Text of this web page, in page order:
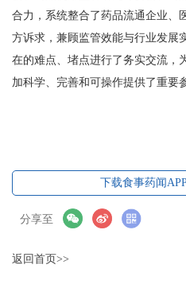
合力，系统整合了药品流通企业、
方诉求，兼顾监管效能与行业发展
在的难点、堵点进行了务实交流，
加科学、完善和可操作提供了重要
下载食事药闻
分享至
返回首页>>